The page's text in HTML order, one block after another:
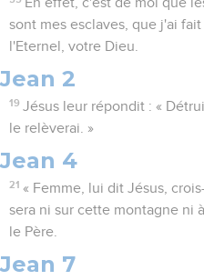
sont mes esclaves, que j'ai
l'Eternel, votre Dieu.
Jean 2
19 Jésus leur répondit : «
le relèverai. »
Jean 4
21 « Femme, lui dit Jésus,
sera ni sur cette montagne ni
le Père.
Jean 7